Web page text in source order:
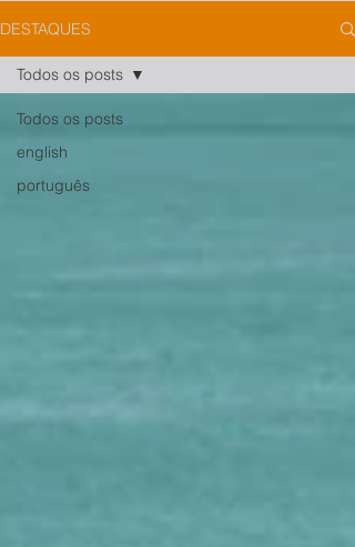
DESTAQUES
Todos os posts
english
português
Todos os posts